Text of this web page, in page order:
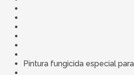
Pintura fungicida especial